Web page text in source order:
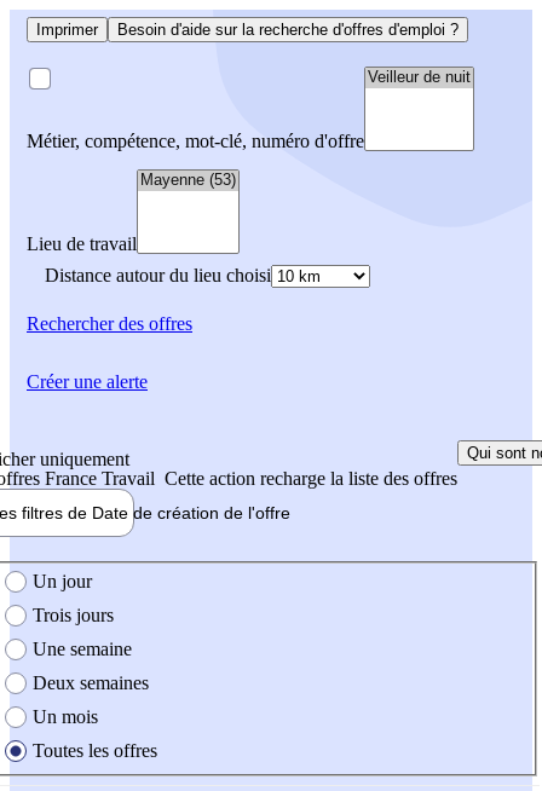
Imprimer Besoin d'aide sur la recherche d'offres d'emploi ?
Métier, compétence, mot-clé, numéro d'offre
Lieu de travail
Distance autour du lieu choisi
Rechercherdes offres
uniquement
France Travail Cette action recharge la liste des offres
Qui sont
filtres de Date de création de l'offre
création de l'offre
Un jour
Trois jours
Une semaine
Deux semaines
Un mois
Toutes les offres
Créer une alerte